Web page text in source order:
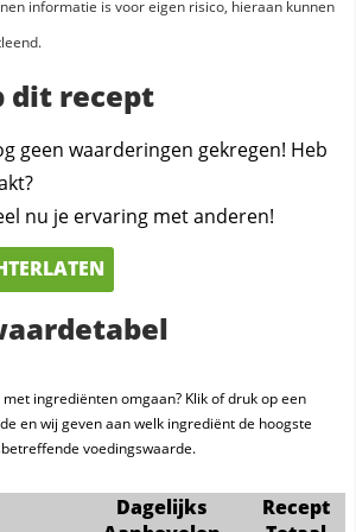
informatie is voor eigen risico, hieraan kunnen
dit recept
geen waarderingen gekregen! Heb
nu je ervaring met anderen!
ingrediënten omgaan? Klik of druk op een
en wij geven aan welk ingrediënt de hoogste
voedingswaarde.
Dagelijks
Recept